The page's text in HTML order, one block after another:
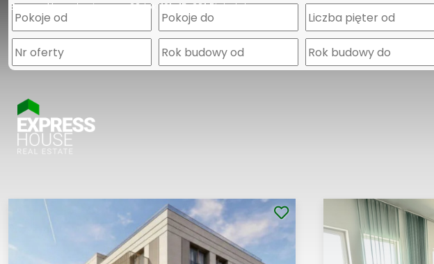
Express HouseLegionowa 28 lok. 101 15-281 Białystok